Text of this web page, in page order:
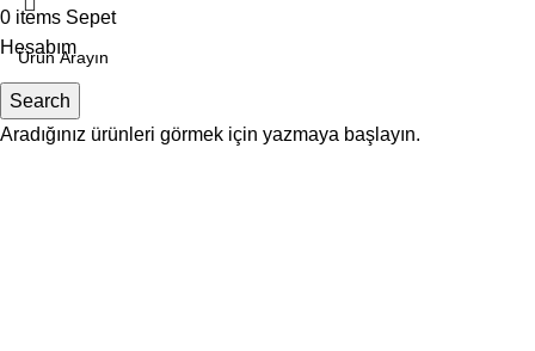
Search
Aradığınız ürünleri görmek için yazmaya başlayın.
0 items Sepet
Hesabım